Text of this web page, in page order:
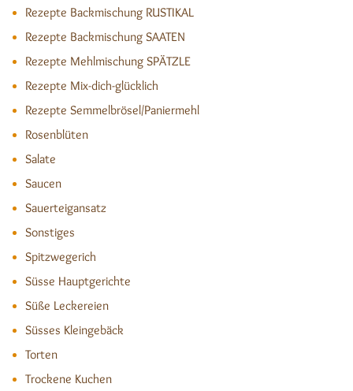
Rezepte Backmischung RUSTIKAL
Rezepte Backmischung SAATEN
Rezepte Mehlmischung SPÄTZLE
Rezepte Mix-dich-glücklich
Rezepte Semmelbrösel/Paniermehl
Rosenblüten
Salate
Saucen
Sauerteigansatz
Sonstiges
Spitzwegerich
Süsse Hauptgerichte
Süße Leckereien
Süsses Kleingebäck
Torten
Trockene Kuchen